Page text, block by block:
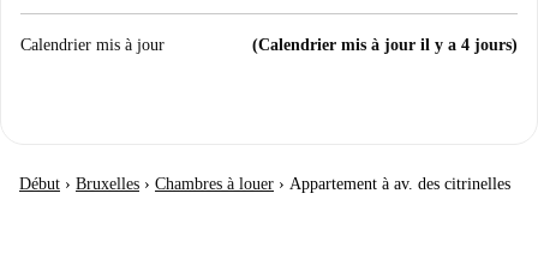
Calendrier mis à jour (Calendrier mis à jour il y a 4 jours)
Début › Bruxelles › Chambres à louer › Appartement à av. des citrinelles